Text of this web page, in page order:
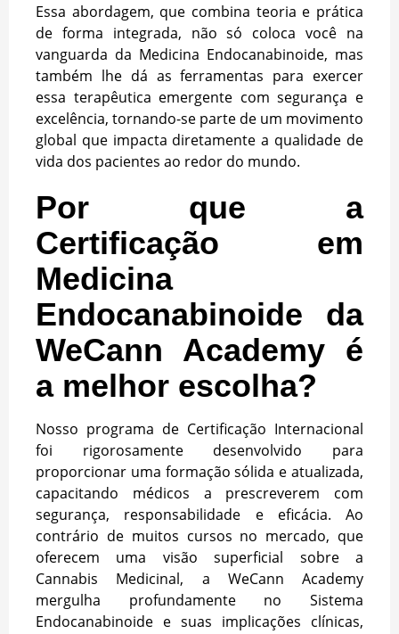
Essa abordagem, que combina teoria e prática
de forma integrada, não só coloca você na
vanguarda da Medicina Endocanabinoide, mas
também lhe dá as ferramentas para exercer
essa terapêutica emergente com segurança e
excelência, tornando-se parte de um movimento
global que impacta diretamente a qualidade de
vida dos pacientes ao redor do mundo.
Por que a
Certificação em
Medicina
Endocanabinoide da
WeCann Academy é
a melhor escolha?
Nosso programa de Certificação Internacional
foi rigorosamente desenvolvido para
proporcionar uma formação sólida e atualizada,
capacitando médicos a prescreverem com
segurança, responsabilidade e eficácia. Ao
contrário de muitos cursos no mercado, que
oferecem uma visão superficial sobre a
Cannabis Medicinal, a WeCann Academy
mergulha profundamente no Sistema
Endocanabinoide e suas implicações clínicas,